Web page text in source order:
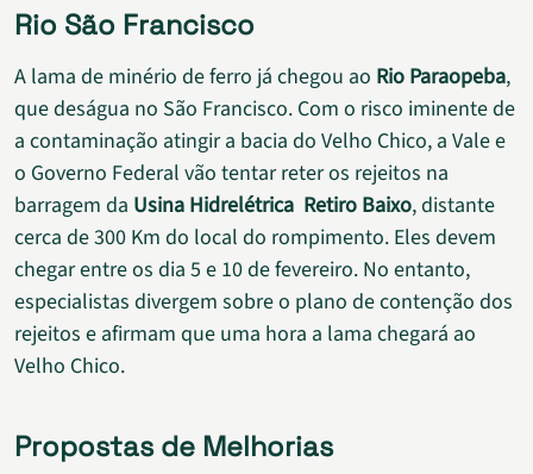
Rio São Francisco
A lama de minério de ferro já chegou ao Rio Paraopeba,
que deságua no São Francisco. Com o risco iminente de
a contaminação atingir a bacia do Velho Chico, a Vale e
o Governo Federal vão tentar reter os rejeitos na
barragem da Usina Hidrelétrica Retiro Baixo, distante
cerca de 300 Km do local do rompimento. Eles devem
chegar entre os dia 5 e 10 de fevereiro. No entanto,
especialistas divergem sobre o plano de contenção dos
rejeitos e afirmam que uma hora a lama chegará ao
Velho Chico.
Propostas de Melhorias